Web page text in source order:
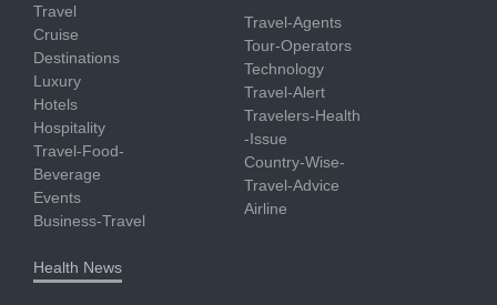
Travel
Cruise
Destinations
Luxury
Hotels
Hospitality
Travel-Food-
Beverage
Events
Business-Travel
Travel-Agents
Tour-Operators
Technology
Travel-Alert
Travelers-Health
-Issue
Country-Wise-
Travel-Advice
Airline
Health News